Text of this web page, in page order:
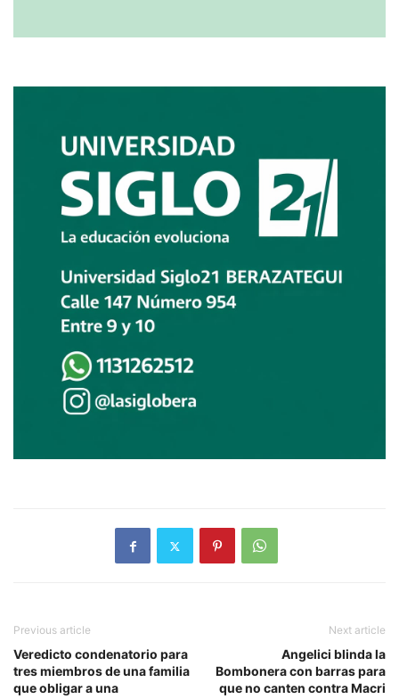
Previous article
Veredicto condenatorio para
tres miembros de una familia
que obligar a una
Next article
Angelici blinda la
Bombonera con barras para
que no canten contra Macri